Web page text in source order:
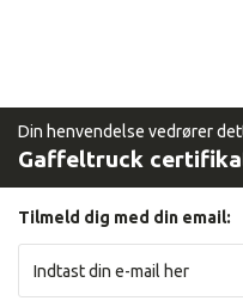
Din henvendelse vedrører
Gaffeltruck
Tilmeld dig med din email: